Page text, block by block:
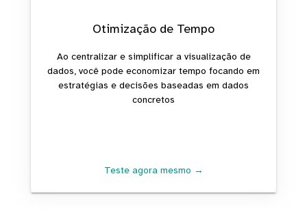
Otimização de Tempo
Ao centralizar e simplificar a visualização de
dados, você pode economizar tempo focando em
estratégias e decisões baseadas em dados
concretos
Teste agora mesmo →